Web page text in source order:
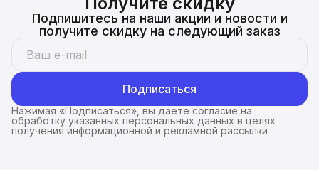
Подпишитесь на наши акции и новости и
получите скидку на следующий заказ
Подписаться
Нажимая «Подписаться», вы даете согласие на
обработку указанных персональных данных в целях
получения информационной и рекламной рассылки